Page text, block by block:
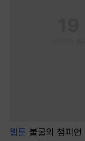
웹툰 불굴의 챔피언